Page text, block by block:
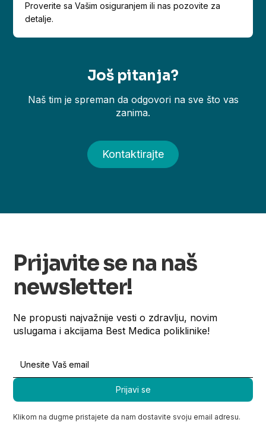
Proverite sa Vašim osiguranjem ili nas pozovite za
detalje.
Još pitanja?
Naš tim je spreman da odgovori na sve što vas
zanima.
Kontaktirajte
Prijavite se na naš
newsletter!
Ne propusti najvažnije vesti o zdravlju, novim
uslugama i akcijama Best Medica poliklinike!
Klikom na dugme pristajete da nam dostavite svoju email adresu.